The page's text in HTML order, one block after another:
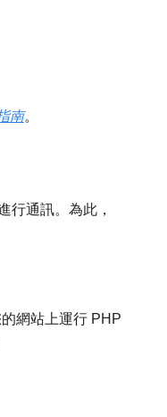
南。
行通訊。為此，
網站上運行 PHP